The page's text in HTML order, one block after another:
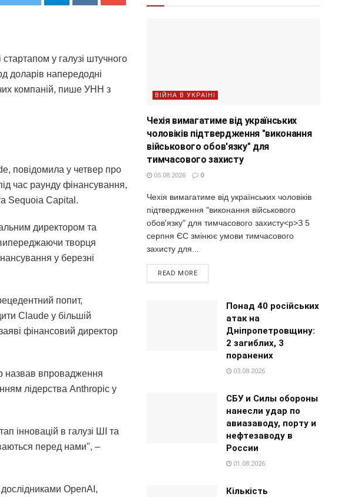
у галузі штучного
доларів напередодні
компаній, пише УНН з
повідомила у четвер про
час раунду фінансування,
Sequoia Capital.
директором та
творця
у березні
попит,
Claude у більшій
фінансовий директор
назвав впровадження
лідерства Anthropic у
інновацій в галузі ШІ та
перед нами", –
OpenAI,
ВІЙНА В УКРАЇНІ
Чехія вимагатиме від українських
чоловіків підтвердження "виконання
військового обов'язку" для
тимчасового захисту
05.08.2026 0
Чехія вимагатиме від українських чоловіків
підтвердження "виконання військового
обов'язку" для тимчасового захисту<p>З 5
серпня ЄС змінює умови тимчасового
захисту для...
READ MORE
Понад 40 російських
атак на
Дніпропетровщину:
2 загиблих, 3
поранених
03.08.2026
СБУ и Силы обороны
нанесли удар по
авиазаводу, порту и
нефтезаводу в
России
01.08.2026
Кількість